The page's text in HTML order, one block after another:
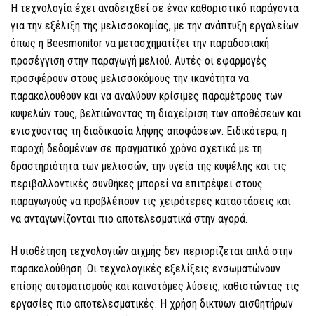
Η τεχνολογία έχει αναδειχθεί σε έναν καθοριστικό παράγοντα
για την εξέλιξη της μελισσοκομίας, με την ανάπτυξη εργαλείων
όπως η Beesmonitor να μετασχηματίζει την παραδοσιακή
προσέγγιση στην παραγωγή μελιού. Αυτές οι εφαρμογές
προσφέρουν στους μελισσοκόμους την ικανότητα να
παρακολουθούν και να αναλύουν κρίσιμες παραμέτρους των
κυψελών τους, βελτιώνοντας τη διαχείριση των αποθέσεων και
ενισχύοντας τη διαδικασία λήψης αποφάσεων. Ειδικότερα, η
παροχή δεδομένων σε πραγματικό χρόνο σχετικά με τη
δραστηριότητα των μελισσών, την υγεία της κυψέλης και τις
περιβαλλοντικές συνθήκες μπορεί να επιτρέψει στους
παραγωγούς να προβλέπουν τις χειρότερες καταστάσεις και
να ανταγωνίζονται πιο αποτελεσματικά στην αγορά.
Η υιοθέτηση τεχνολογιών αιχμής δεν περιορίζεται απλά στην
παρακολούθηση. Οι τεχνολογικές εξελίξεις ενσωματώνουν
επίσης αυτοματισμούς και καινοτόμες λύσεις, καθιστώντας τις
εργασίες πιο αποτελεσματικές. Η χρήση δικτύων αισθητήρων